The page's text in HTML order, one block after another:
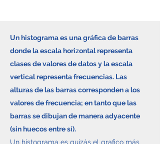
Un histograma es una gráfica de barras
donde la escala horizontal representa
clases de valores de datos y la escala
vertical representa frecuencias. Las
alturas de las barras corresponden a los
valores de frecuencia; en tanto que las
barras se dibujan de manera adyacente
(sin huecos entre sí).
Un histograma es quizás el grafico más